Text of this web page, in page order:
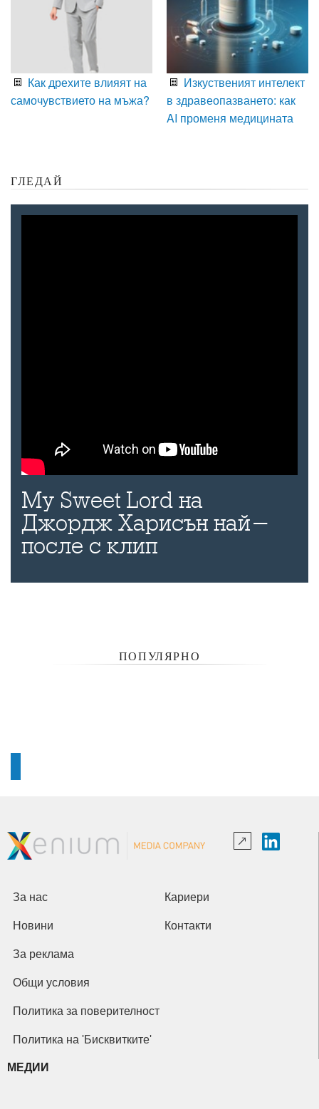
Как дрехите влияят на
самочувствието на мъжа?
Изкуственият интелект
в здравеопазването: как
AI променя медицината
ГЛЕДАЙ
My Sweet Lord на
Джордж Харисън най-
после с клип
ПОПУЛЯРНО
За нас Кариери
Новини Контакти
За реклама
Общи условия
Политика за поверителност
Политика на 'Бисквитките'
МЕДИИ